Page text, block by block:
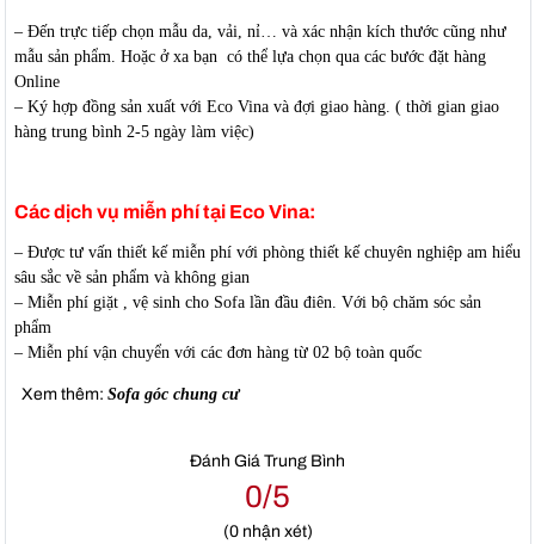
– Đến trực tiếp chọn mẫu da, vải, nỉ… và xác nhận kích thước cũng như
mẫu sản phẩm. Hoặc ở xa bạn có thể lựa chọn qua các bước đặt hàng
Online
– Ký hợp đồng sản xuất với Eco Vina và đợi giao hàng. ( thời gian giao
hàng trung bình 2-5 ngày làm việc)
Các dịch vụ miễn phí tại Eco Vina:
– Được tư vấn thiết kế miễn phí với phòng thiết kế chuyên nghiệp am hiểu
sâu sắc về sản phẩm và không gian
– Miễn phí giặt , vệ sinh cho Sofa lần đầu điên. Với bộ chăm sóc sản
phẩm
– Miễn phí vận chuyển với các đơn hàng từ 02 bộ toàn quốc
Xem thêm: Sofa góc chung cư
Đánh Giá Trung Bình
0/5
(0nhận xét)